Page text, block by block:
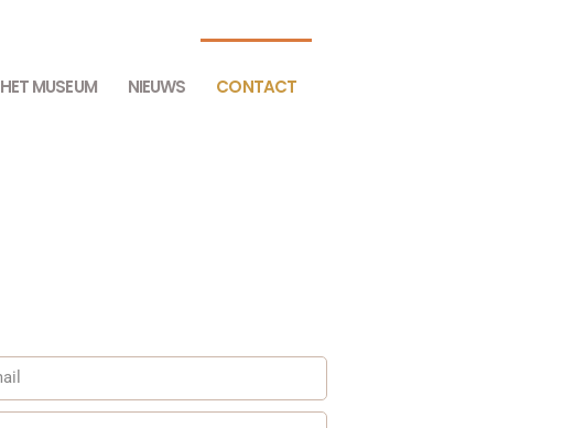
HET MUSEUM NIEUWS CONTACT